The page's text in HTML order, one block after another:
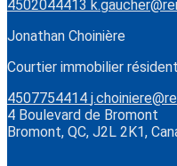
4502044413
Jonathan Choinière
Courtier immobilier
4507754414
4 Boulevard de Bromont
Bromont, QC, J2L 2K1,